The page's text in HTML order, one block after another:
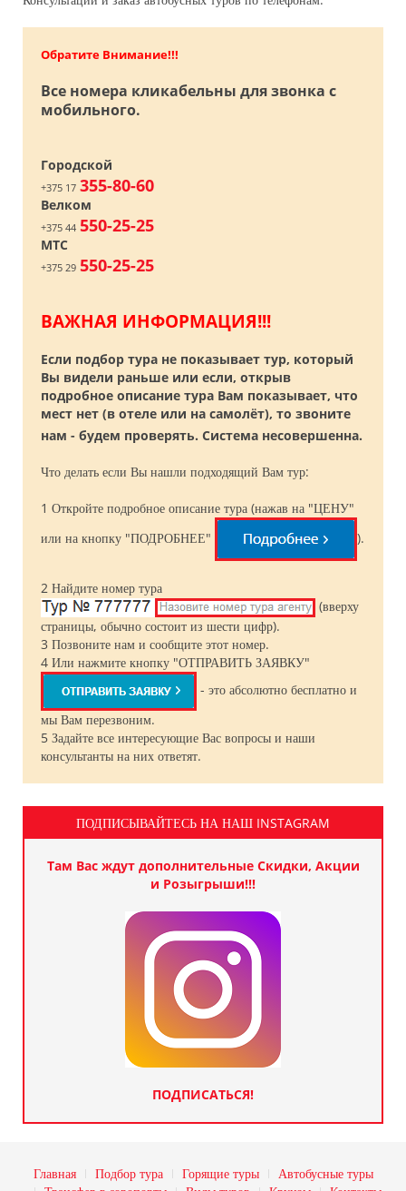
Обратите Внимание!!!
Все номера кликабельны для звонка с
мобильного.
Городской
+375 17 355-80-60
Велком
+375 44 550-25-25
МТС
+375 29 550-25-25
ВАЖНАЯ ИНФОРМАЦИЯ!!!
Если подбор тура не показывает тур, который
Вы видели раньше или если, открыв
подробное описание тура Вам показывает, что
мест нет (в отеле или на самолёт), то звоните
нам - будем проверять. Система несовершенна.
Что делать если Вы нашли подходящий Вам тур:
1 Откройте подробное описание тура (нажав на "ЦЕНУ"
или на кнопку "ПОДРОБНЕЕ"
).
2 Найдите номер тура
(вверху
страницы, обычно состоит из шести цифр).
3 Позвоните нам и сообщите этот номер.
4 Или нажмите кнопку "ОТПРАВИТЬ ЗАЯВКУ"
- это абсолютно бесплатно и
мы Вам перезвоним.
5 Задайте все интересующие Вас вопросы и наши
консультанты на них ответят.
ПОДПИСЫВАЙТЕСЬ НА НАШ INSTAGRAM
Там Вас ждут дополнительные Скидки, Акции
и Розыгрыши!!!
ПОДПИСАТЬСЯ!
Главная Подбор тура Горящие туры
Автобусные туры